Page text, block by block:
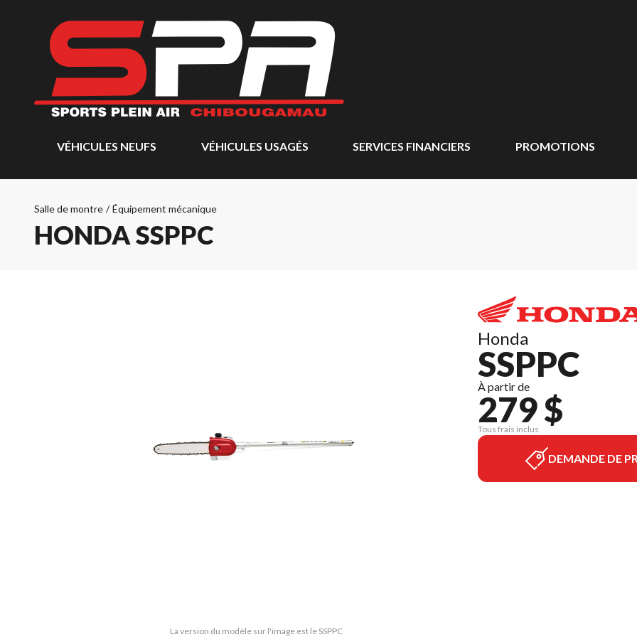
VÉHICULES NEUFS VÉHICULES USAGÉS SERVICES FINANCIERS PROMOTIONS
Salle de montre / Équipement mécanique
HONDA SSPPC
La version du modèle sur l'image est le SSPPC
Honda
SSPPC
À partir de
279 $
Tous frais inclus
DEMANDE DE